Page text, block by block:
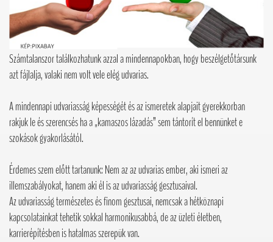
Számtalanszor találkozhatunk azzal a mindennapokban, hogy beszélgetőtársunk
azt fájlalja, valaki nem volt vele elég udvarias.
A mindennapi udvariasság képességét és az ismeretek alapjait gyerekkorban
rakjuk le és szerencsés ha a „kamaszos lázadás” sem tántorít el bennünket e
szokások gyakorlásától.
Érdemes szem előtt tartanunk: Nem az az udvarias ember, aki ismeri az
illemszabályokat, hanem aki él is az udvariasság gesztusaival.
Az udvariasság természetes és finom gesztusai, nemcsak a hétköznapi
kapcsolatainkat tehetik sokkal harmonikusabbá, de az üzleti életben,
karrierépítésben is hatalmas szerepük van.